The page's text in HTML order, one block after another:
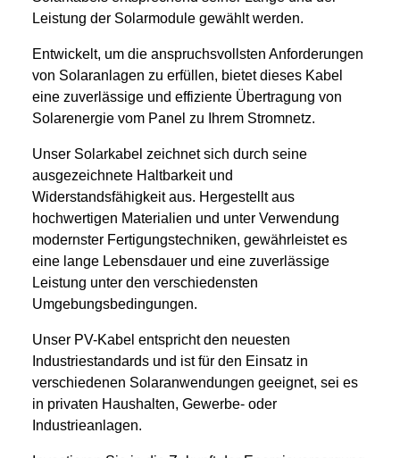
Leistung der Solarmodule gewählt werden.
Entwickelt, um die anspruchsvollsten Anforderungen
von Solaranlagen zu erfüllen, bietet dieses Kabel
eine zuverlässige und effiziente Übertragung von
Solarenergie vom Panel zu Ihrem Stromnetz.
Unser Solarkabel zeichnet sich durch seine
ausgezeichnete Haltbarkeit und
Widerstandsfähigkeit aus. Hergestellt aus
hochwertigen Materialien und unter Verwendung
modernster Fertigungstechniken, gewährleistet es
eine lange Lebensdauer und eine zuverlässige
Leistung unter den verschiedensten
Umgebungsbedingungen.
Unser PV-Kabel entspricht den neuesten
Industriestandards und ist für den Einsatz in
verschiedenen Solaranwendungen geeignet, sei es
in privaten Haushalten, Gewerbe- oder
Industrieanlagen.